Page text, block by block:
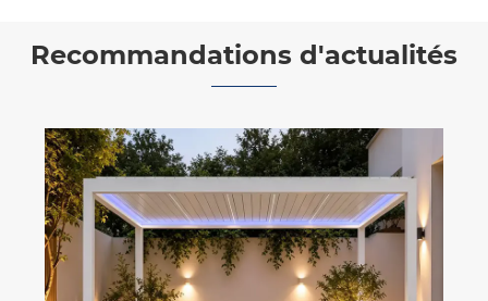
Recommandations d'actualités